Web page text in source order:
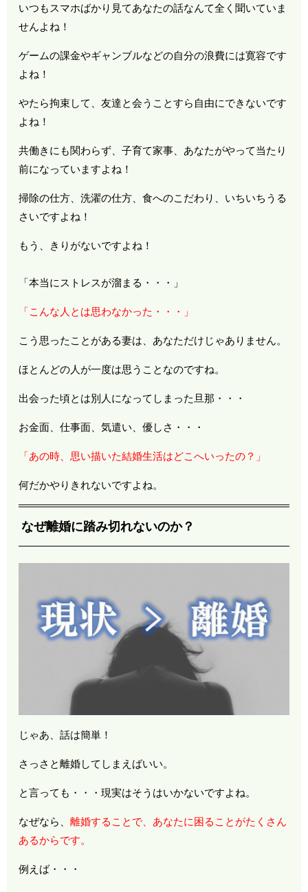
いつもスマホばかり見てあなたの話なんて全く聞いていま
せんよね！
ゲームの課金やギャンブルなどの自分の浪費には寛容です
よね！
やたら拘束して、友達と会うことすら自由にできないです
よね！
共働きにも関わらず、子育て家事、あなたがやって当たり
前になっていますよね！
掃除の仕方、洗濯の仕方、食へのこだわり、いちいちうる
さいですよね！
もう、きりがないですよね！
「本当にストレスが溜まる・・・」
「こんな人とは思わなかった・・・」
こう思ったことがある妻は、あなただけじゃありません。
ほとんどの人が一度は思うことなのですね。
出会った頃とは別人になってしまった旦那・・・
お金面、仕事面、気遣い、優しさ・・・
「あの時、思い描いた結婚生活はどこへいったの？」
何だかやりきれないですよね。
なぜ離婚に踏み切れないのか？
じゃあ、話は簡単！
さっさと離婚してしまえばいい。
と言っても・・・現実はそうはいかないですよね。
なぜなら、離婚することで、あなたに困ることがたくさん
あるからです。
例えば・・・